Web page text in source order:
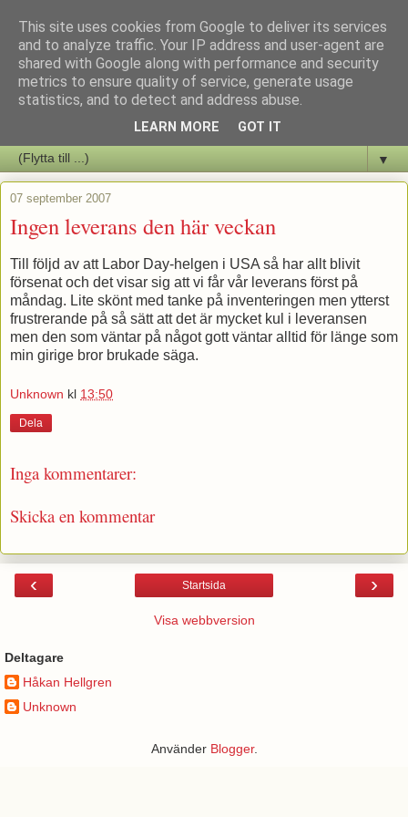
Staffars Seriers Blog
Vi skriver om serienyheter av alla de slag samt om vad som sker i
▼
07 september 2007
Ingen leverans den här veckan
Till följd av att Labor Day-helgen i USA så har allt blivit
försenat och det visar sig att vi får vår leverans först på
måndag. Lite skönt med tanke på inventeringen men ytterst
frustrerande på så sätt att det är mycket kul i leveransen
men den som väntar på något gott väntar alltid för länge som
min girige bror brukade säga.
Unknown kl 13:50
Dela
Inga kommentarer:
Skicka en kommentar
‹ ›
Startsida
Visa webbversion
Deltagare
Håkan Hellgren
Unknown
Använder Blogger.
This site uses cookies from Google to deliver its services
and to analyze traffic. Your IP address and user-agent are
shared with Google along with performance and security
metrics to ensure quality of service, generate usage
statistics, and to detect and address abuse.
LEARN MORE GOT IT